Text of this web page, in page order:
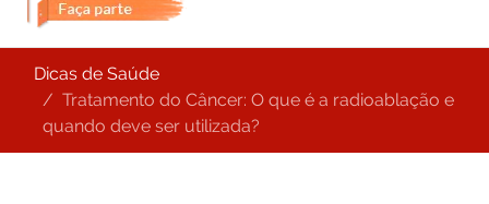
Dicas de Saúde
Tratamento do Câncer: O que é a radioablação e
quando deve ser utilizada?